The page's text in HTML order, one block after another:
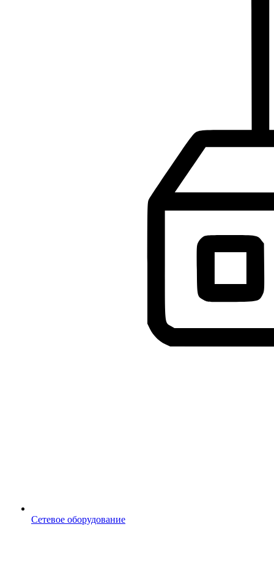
Сетевое оборудование